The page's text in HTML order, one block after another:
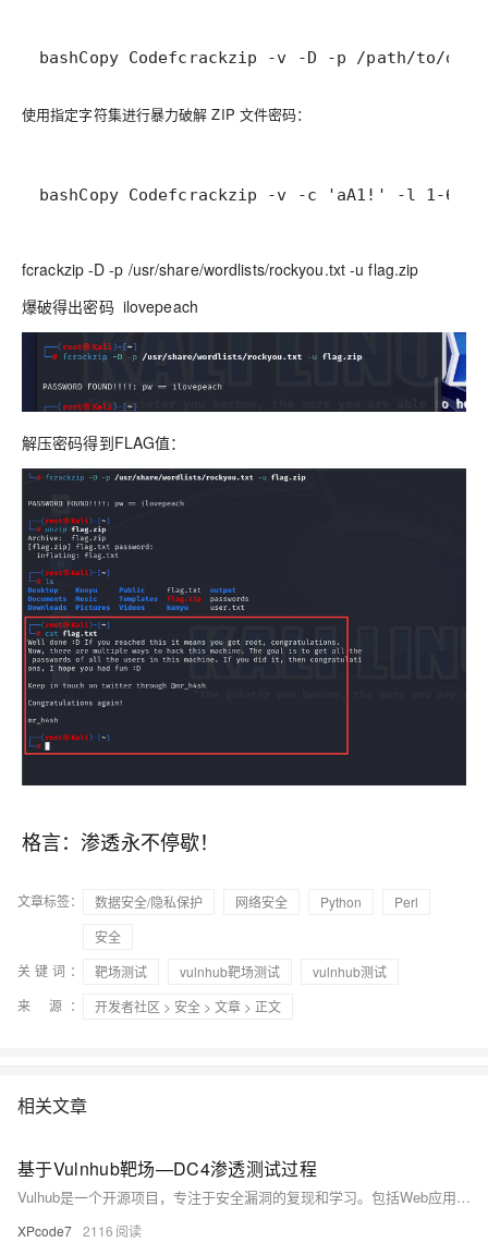
bashCopy Codefcrackzip -v -D -p /path/to/
使用指定字符集进行暴力破解 ZIP 文件密码：
bashCopy Codefcrackzip -v -c 'aA1!' -l 1-6
fcrackzip -D -p /usr/share/wordlists/rockyou.txt -u flag.zip
爆破得出密码 ilovepeach
解压密码得到FLAG值：
格言：渗透永不停歇！
文章标签： 数据安全/隐私保护 网络安全 Python
Perl
安全
关键词：
靶场测试 vulnhub靶场测试
vulnhub测试
来 源：
开发者社区 > 安全 > 文章 > 正文
相关文章
基于Vulnhub靶场—DC4渗透测试过程
Vulhub是一个开源项目，专注于安全漏洞的复现和学习。包括Web应用、容器和操作系统漏洞。项目特点包括丰富的漏洞场景、详细的复现指南、便捷的环境部署和持续更新。通过Vulhub，安全从业者可以学习和研究漏洞利用技术。此外，文章还介绍了如何下载和搭建Vulhub靶机DC-4，并详细描述了利用Burp Suite进行密码爆破和命令执行，最终获取root权限的过程。
XPcode7 2116